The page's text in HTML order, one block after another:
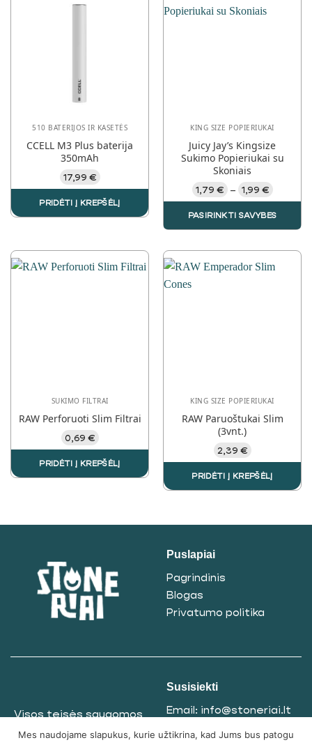
510 BATERIJOS IR KASETĖS
CCELL M3 Plus baterija
350mAh
17,99 €
PRIDĖTI Į KREPŠĖLĮ
KING SIZE POPIERIUKAI
Juicy Jay’s Kingsize
Sukimo Popieriukai su
Skoniais
1,79 € – 1,99 €
through
PASIRINKTI SAVYBES
product
has
the
product
page
SUKIMO FILTRAI
RAW Perforuoti Slim Filtrai
0,69 €
PRIDĖTI Į KREPŠĖLĮ
KING SIZE POPIERIUKAI
RAW Paruoštukai Slim
(3vnt.)
2,39 €
PRIDĖTI Į KREPŠĖLĮ
Puslapiai
Pagrindinis
Blogas
Privatumo politika
Visos teisės saugomos
© 2025
Susisiekti
Email: info@stoneriai.lt
Mes naudojame slapukus, kurie užtikrina, kad Jums bus patogu